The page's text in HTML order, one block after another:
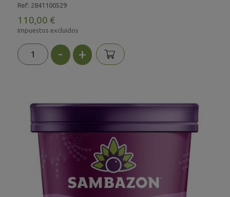
Ref: 2841100529
110,00 €
Impuestos excluidos
- +